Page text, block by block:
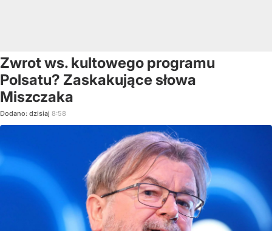
Zwrot ws. kultowego programu
Polsatu? Zaskakujące słowa
Miszczaka
Dodano: dzisiaj 8:58